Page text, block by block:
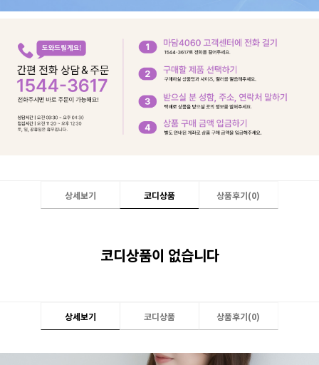
상세보기 코디상품 상품후기(0)
코디상품이 없습니다
상세보기 코디상품 상품후기(0)